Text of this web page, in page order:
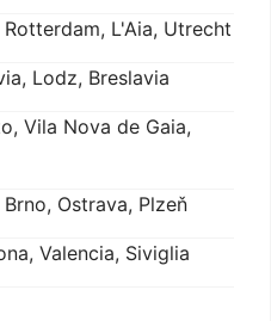
L'Aia, Utrecht
Lodz, Breslavia
Vila Nova de Gaia,
Brno, Ostrava, Plzeň
Valencia, Siviglia